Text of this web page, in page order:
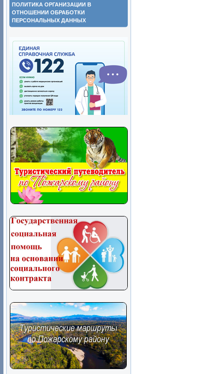
ПОЛИТИКА ОРГАНИЗАЦИИ В
ОТНОШЕНИИ ОБРАБОТКИ
ПЕРСОНАЛЬНЫХ ДАННЫХ